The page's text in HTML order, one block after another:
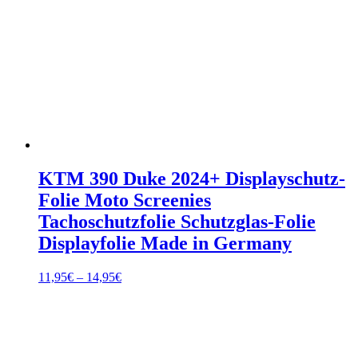
KTM 390 Duke 2024+ Displayschutz-
Folie Moto Screenies
Tachoschutzfolie Schutzglas-Folie
Displayfolie Made in Germany
11,95€ – 14,95€Preisspanne: